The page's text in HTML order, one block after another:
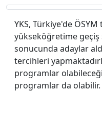
YKS, Türkiye'de ÖSYM
yükseköğretime geçiş
sonucunda adaylar
tercihleri
programlar
programlar da olabilir.